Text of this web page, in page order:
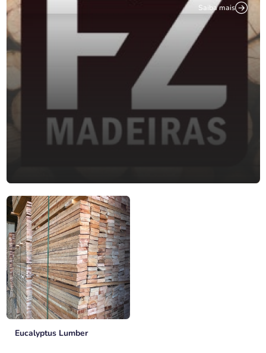
Saiba mais
Eucalyptus Lumber